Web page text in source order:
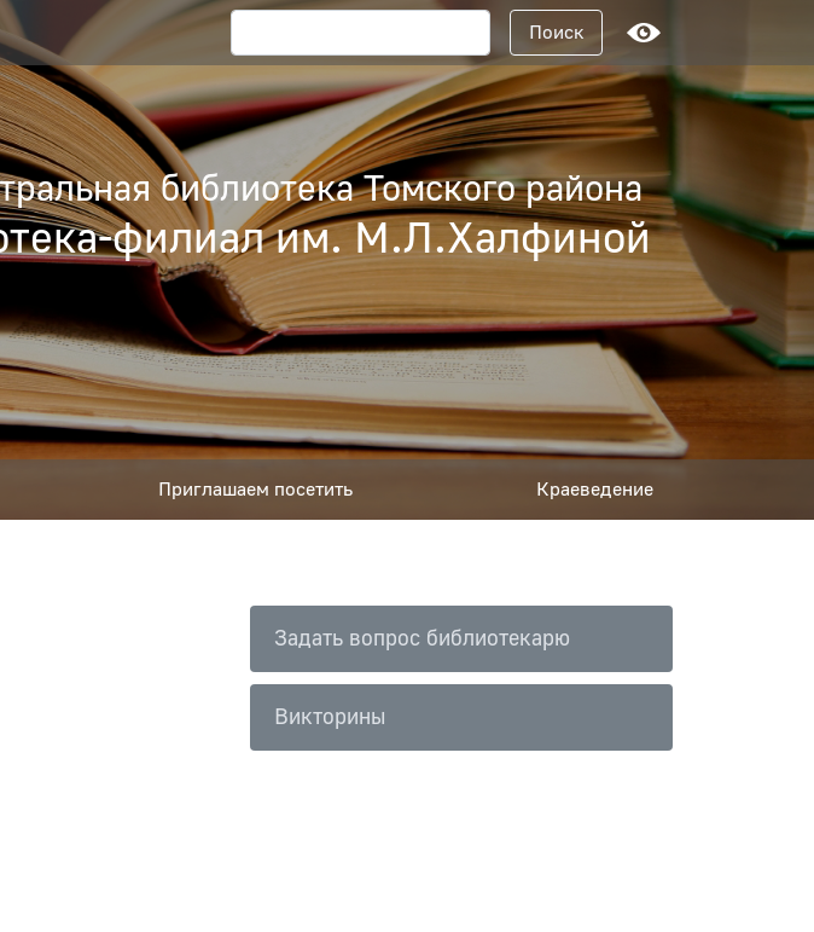
Поисковый запрос
Поиск
библиотека Томского района
филиал им. М.Л.Халфиной
Приглашаем посетить Краеведение
Задать вопрос библиотекарю
Викторины